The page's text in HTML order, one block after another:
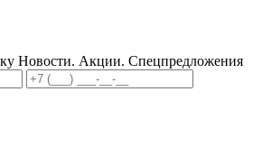
Новости. Акции. Спецпредложения